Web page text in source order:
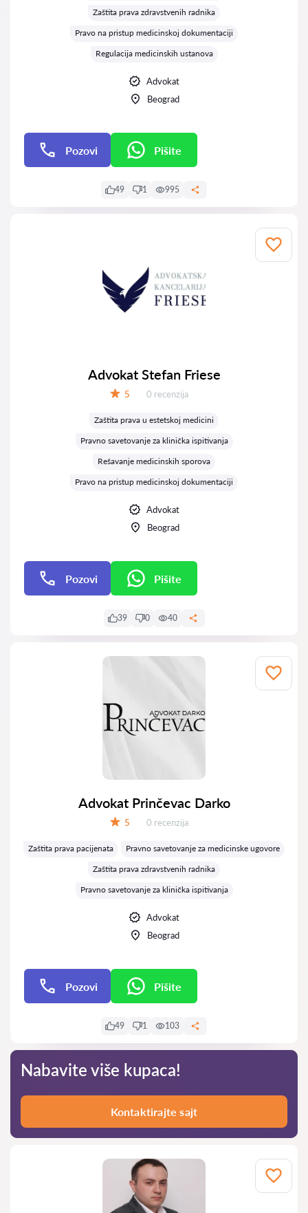
Zaštita prava zdravstvenih radnika
Pravo na pristup medicinskoj dokumentaciji
Regulacija medicinskih ustanova
Advokat
Beograd
Pozovi Pišite
49 1 995
Advokat Stefan Friese
5 Recenzija:
0 recenzija
Zaštita prava u estetskoj medicini
Pravno savetovanje za klinička ispitivanja
Rešavanje medicinskih sporova
Pravo na pristup medicinskoj dokumentaciji
Advokat
Beograd
Pozovi Pišite
39 0 40
Advokat Prinčevac Darko
5 Recenzija:
0 recenzija
Zaštita prava pacijenata
Pravno savetovanje za medicinske ugovore
Zaštita prava zdravstvenih radnika
Pravno savetovanje za klinička ispitivanja
Advokat
Beograd
Pozovi Pišite
49 1 103
Nabavite više kupaca!
Kontaktirajte sajt